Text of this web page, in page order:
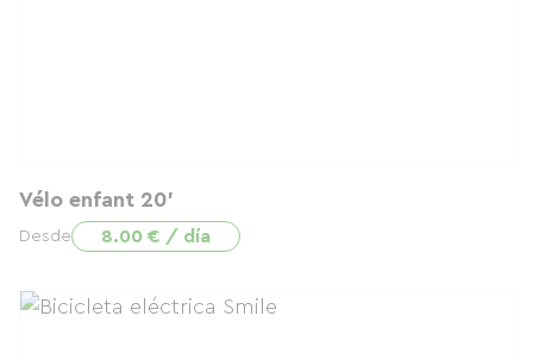
Vélo enfant 20'
Desde 8.00 € / día